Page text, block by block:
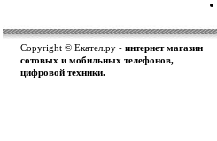
Copyright © Екател.ру - интернет магазин
сотовых и мобильных телефонов,
цифровой техники.